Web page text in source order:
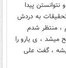
پیدا
به دردش
، منتظر شدم
ساعت مگه صبح میشد ، ی یارو را
، گفت علی